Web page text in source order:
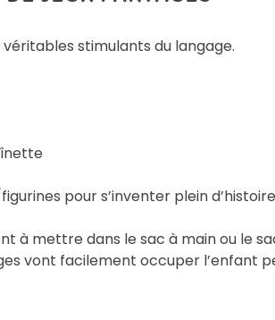
stimulants du langage.
pour s’inventer plein
à mettre dans le sac à main ou le
vont facilement occuper l’enfant